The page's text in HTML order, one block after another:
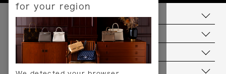
for your region
お支払いについて
配送について
送料について
返品について